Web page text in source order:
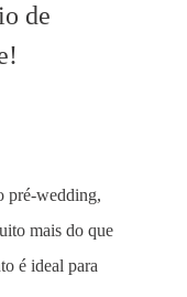
de
pré-wedding,
mais do que
é ideal para